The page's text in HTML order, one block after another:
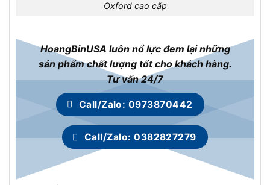
Oxford cao cấp
HoangBinUSA luôn nổ lực đem lại những
sản phẩm chất lượng tốt cho khách hàng.
Tư vấn 24/7
Call/Zalo: 0973870442
Call/Zalo: 0382827279